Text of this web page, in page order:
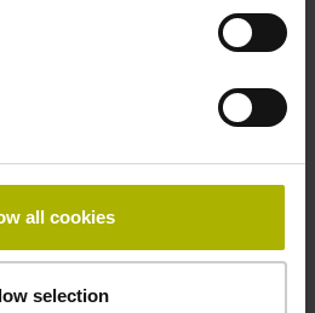
all cookies
selection
Bauform B, mit